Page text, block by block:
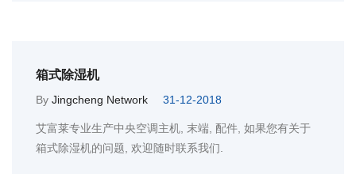
箱式除湿机
By Jingcheng Network 31-12-2018
艾富莱专业生产中央空调主机, 末端, 配件, 如果您有关于
箱式除湿机的问题, 欢迎随时联系我们.